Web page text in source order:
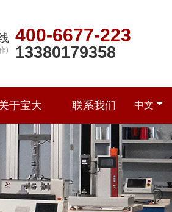
)
400-6677-223
13380179358
于宝大 联系我们 中文